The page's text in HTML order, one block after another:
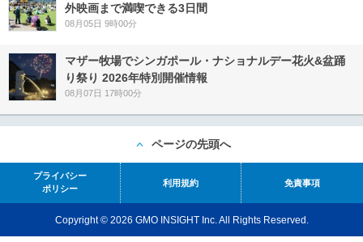
外映画まで満喫できる3日間
08月05日 9時00分
マザー牧場でシンガポール・ナショナルデー花火&盆踊
り祭り 2026年特別開催情報
08月07日 17時00分
ページの先頭へ
プライバシー
ポリシー
利用規約 免責事項
Copyright © 2026 GMO INSIGHT Inc. All Rights Reserved.